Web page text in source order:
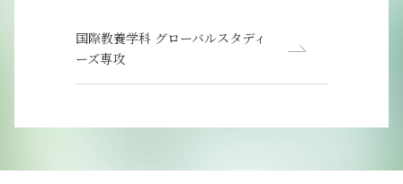
国際教養学科 グローバルスタディ
ーズ専攻